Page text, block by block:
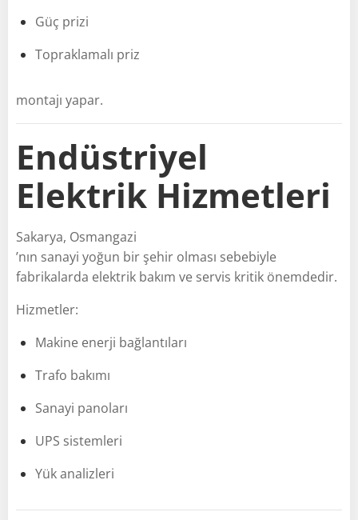
Güç prizi
Topraklamalı priz
montajı yapar.
Endüstriyel
Elektrik Hizmetleri
Sakarya, Osmangazi
’nın sanayi yoğun bir şehir olması sebebiyle
fabrikalarda elektrik bakım ve servis kritik önemdedir.
Hizmetler:
Makine enerji bağlantıları
Trafo bakımı
Sanayi panoları
UPS sistemleri
Yük analizleri